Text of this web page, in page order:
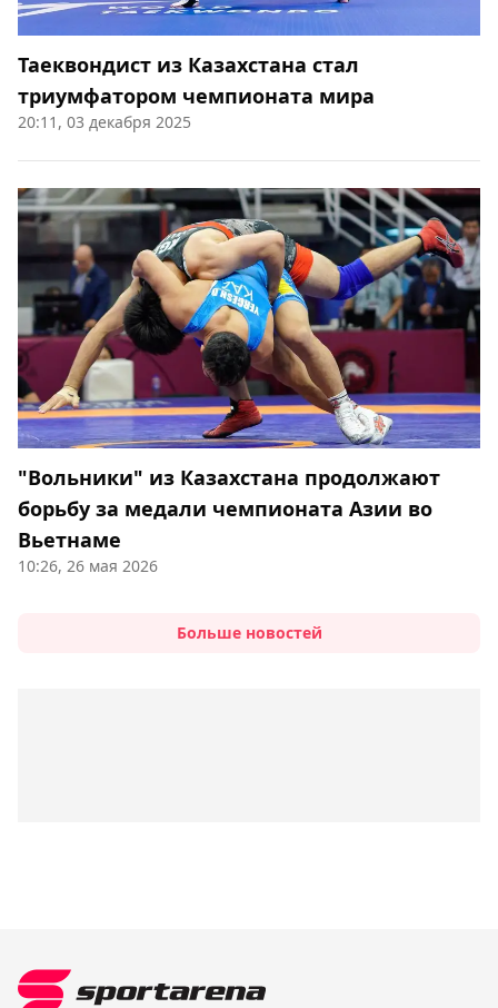
Таеквондист из Казахстана стал
триумфатором чемпионата мира
20:11, 03 декабря 2025
"Вольники" из Казахстана продолжают
борьбу за медали чемпионата Азии во
Вьетнаме
10:26, 26 мая 2026
Больше новостей